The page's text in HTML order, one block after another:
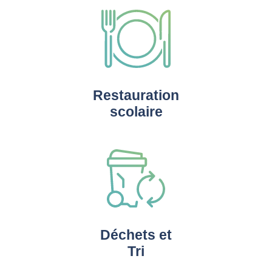
Restauration
scolaire
Déchets et
Tri